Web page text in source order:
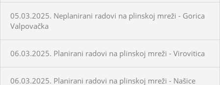
05.03.2025. Neplanirani radovi na plinskoj mreži - Gorica
Valpovačka
06.03.2025. Planirani radovi na plinskoj mreži - Virovitica
06.03.2025. Planirani radovi na plinskoj mreži - Našice